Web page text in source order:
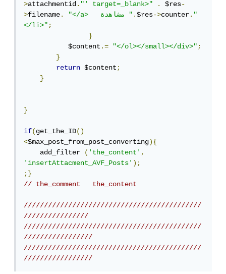
>attachmentid."' target=_blank>" . $res-
>filename. "</a>   مشاهدة ".$res->counter."
</li>";
}
           $content
.= "</ol></small></div>";
}
return $content;
}
}
if(get_the_ID()
<$max_post_from_post_converting){
    add_filter
('the_content',
'insertAttacment_AVF_Posts');
;}
// the_comment   the_content
////////////////////////////////////////////
////////////////
////////////////////////////////////////////
/////////////////
////////////////////////////////////////////
/////////////////